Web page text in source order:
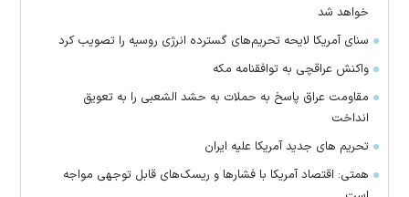
خواهد شد
سنای آمریکا لایحه تحریم‌های گسترده انرژی روسیه را تصویب کرد
واکنش عراقچی به توافقنامه مکه
مقاومت عراق پاسخ به حملات به حشد الشعبی را به تعویق
انداخت
تحریم های جدید آمریکا علیه ایران
همتی: اقتصاد آمریکا با فشارها و ریسک‌های قابل توجهی مواجه